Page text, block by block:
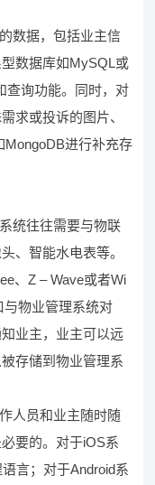
数据，包括业主信
数据库如MySQL或
查询功能。同时，对
求或投诉的图片、
进行补充存
统往往需要与物联
、智能水电表等。
、Z – Wave或者Wi
与物业管理系统对
业主，业主可以远
存储到物业管理系
人员和业主随时随
要的。对于iOS系
言；对于Android系